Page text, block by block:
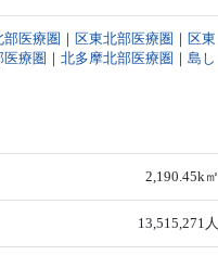
部医療圏 ｜ 区東北部医療圏 ｜ 区東
療圏 ｜北多摩北部医療圏 ｜島し
2,190.45k㎡
13,515,271人